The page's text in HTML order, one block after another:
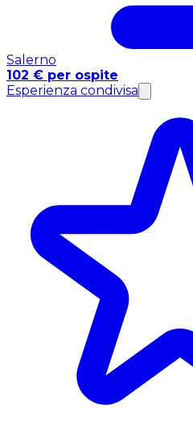
Salerno
102 € per ospite
Esperienza condivisa